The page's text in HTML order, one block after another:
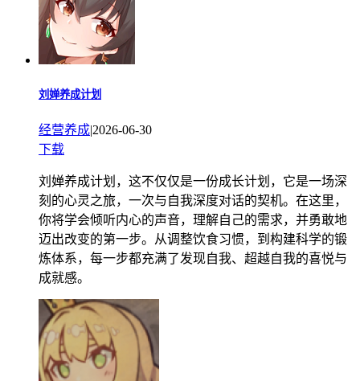
刘婵养成计划
经营养成|2026-06-30
下载
刘婵养成计划，这不仅仅是一份成长计划，它是一场深
刻的心灵之旅，一次与自我深度对话的契机。在这里，
你将学会倾听内心的声音，理解自己的需求，并勇敢地
迈出改变的第一步。从调整饮食习惯，到构建科学的锻
炼体系，每一步都充满了发现自我、超越自我的喜悦与
成就感。